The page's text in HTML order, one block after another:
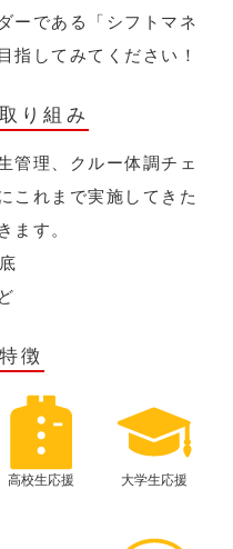
ーである「シフトマネ
指してみてください！
り組み
管理、クルー体調チェ
これまで実施してきた
ます。
徴
高校生応援 大学生応援